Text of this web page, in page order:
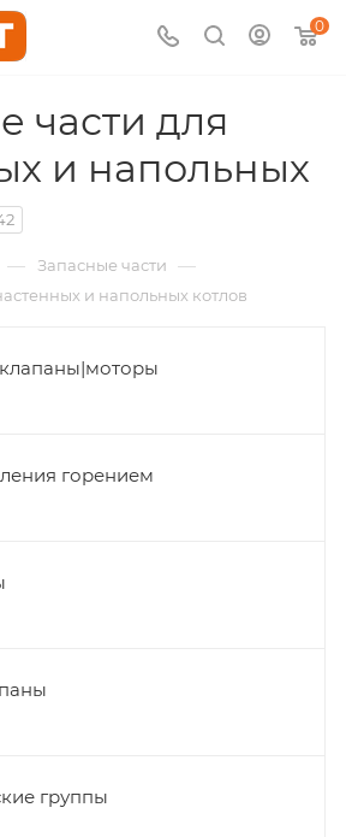
0
части для
и напольных
— Запасные части —
и напольных котлов
горением
группы